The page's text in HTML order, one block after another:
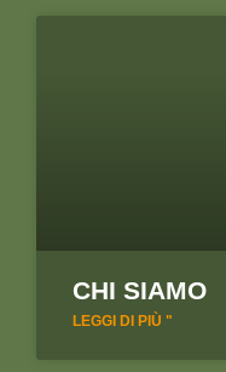
CHI SIAMO
LEGGI DI PIÙ "